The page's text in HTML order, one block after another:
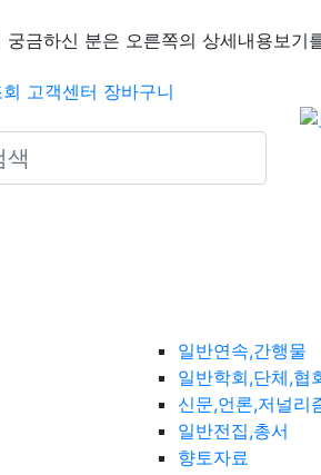
금하신 분은 오른쪽의 상세내용보기
고객센터 장바구니
일반연속,간행물
일반학회,단체,협
신문,언론,저널리
일반전집,총서
향토자료